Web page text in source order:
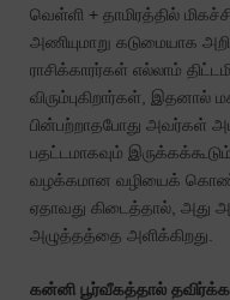
வெள்ளி + தாமிரத்தில்
அணியுமாறு கடுமையாக
ராசிக்காரர்கள் எல்லாம்
விரும்புகிறார்கள்,
பின்பற்றாதபோது அவர்கள்
பதட்டமாகவும்
வழக்கமான வழியைக்
ஏதாவது கிடைத்தால், அது
அழுத்தத்தை அளிக்கிறது.
கன்னி பூர்வீகத்தால்